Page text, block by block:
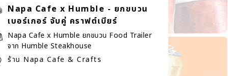
Napa Cafe x Humble - ยกขบวน
เบอร์เกอร์ จับคู่ คราฟต์เบียร์
Napa Cafe x Humble ยกขบวน Food Trailer
จาก Humble Steakhouse
ร้าน Napa Cafe & Crafts